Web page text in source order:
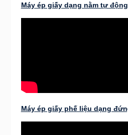
Máy ép giấy dạng nằm tự động
Máy ép giấy phế liệu dạng